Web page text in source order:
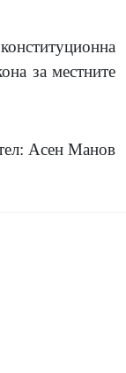
за местните
Асен Манов